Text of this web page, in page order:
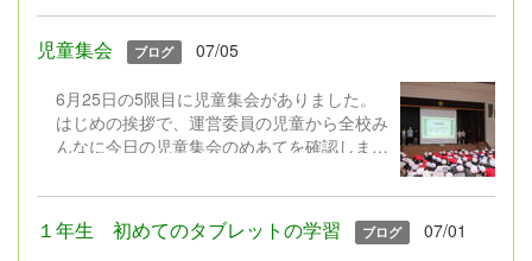
た。子ども達にとってとても楽しい土曜のひ
と時となりました。 お世話いただいた広報
委員会の皆様、素敵な読み聞かせを披露いた
だいたお話ポッケの皆様、ありがとうござい
ました。
う主人公の行動を「キラキラ行動」と名付け
て、スイミーのお話を読んでいきました。子
どもたちは見つけたキラキラ行動から、スイ
のお話でスイミーのキラキラ行動を見つけた
後は、同じ作者の「レオ＝レオニさん」の本
から、自分のお気に入りの一冊を選び、その
ラ行動」を見つけて読んでいました。 【自
分の選んだレオ＝レオニさんの本からもキラ
児童集会 ブログ 07/05
6月25日の5限目に児童集会がありました。
はじめの挨拶で、運営委員の児童から全校み
んなに今日の児童集会のめあてを確認しまし
は、赤組と白組が笑顔で運動会を成功させま
した。次は「さらなるレベルアップのため
に、一組二組の学年や男女関係なく笑顔で取
１年生 初めてのタブレットの学習 ブログ 07/01